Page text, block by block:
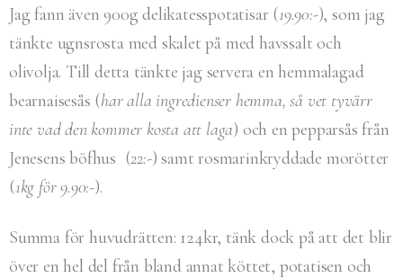
Jag fann även 900g delikatesspotatisar (19.90:-), som jag
tänkte ugnsrosta med skalet på med havssalt och
olivolja. Till detta tänkte jag servera en hemmalagad
bearnaisesås (har alla ingredienser hemma, så vet tyvärr
inte vad den kommer kosta att laga) och en pepparsås från
Jenesens böfhus (22:-) samt rosmarinkryddade morötter
(1kg för 9.90:-).
Summa för huvudrätten: 124kr, tänk dock på att det blir
över en hel del från bland annat köttet, potatisen och